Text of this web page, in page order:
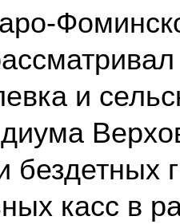
и
бездетных
касс в